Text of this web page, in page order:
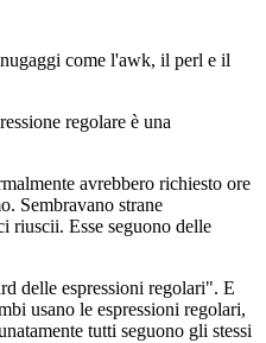
come l'awk, il perl e il
regolare è una
avrebbero richiesto ore
Sembravano strane
riuscii. Esse seguono delle
delle espressioni regolari". E
usano le espressioni regolari,
tutti seguono gli stessi